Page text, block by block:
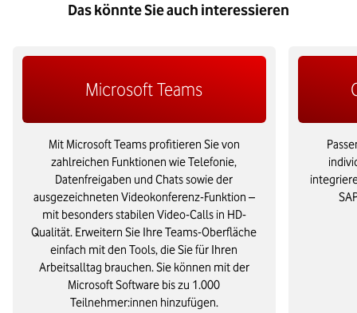
Das könnte Sie auch interessieren
Microsoft Teams
Mit Microsoft Teams profitieren Sie von
zahlreichen Funktionen wie Telefonie,
Datenfreigaben und Chats sowie der
ausgezeichneten Videokonferenz-Funktion –
mit besonders stabilen Video-Calls in HD-
Qualität. Erweitern Sie Ihre Teams-Oberfläche
einfach mit den Tools, die Sie für Ihren
Arbeitsalltag brauchen. Sie können mit der
Microsoft Software bis zu 1.000
Teilnehmer:innen hinzufügen.